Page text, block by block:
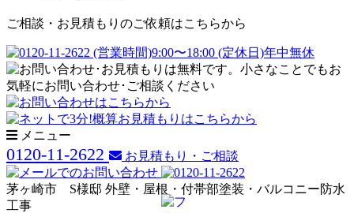
ご相談・お見積もりのご依頼はこちらから
メニュー
0120-11-2622 お見積もり・ご相談
茅ヶ崎市 S様邸 外壁・屋根・付帯部塗装・バルコニー防水
工事